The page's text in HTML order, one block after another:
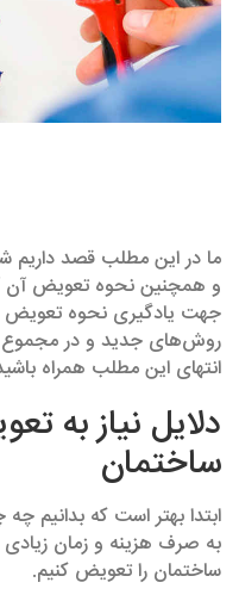
ما در این مطلب قصد داریم
و همچنین نحوه تعویض آن
روش‌های جدید و در مجموع
انتهای این مطلب همراه
دلایل نیاز به
ساختمان
ابتدا بهتر است که بدانیم
به صرف هزینه و زمان
ساختمان را تعویض کنیم.